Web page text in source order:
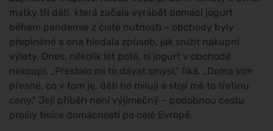
matky tří dětí, která začala vyrábět domácí jogurt
během pandemie z čisté nutnosti – obchody byly
přeplněné a ona hledala způsob, jak snížit nákupní
výlety. Dnes, několik let poté, si jogurt v obchodě
nekoupí. „Přestalo mi to dávat smysl," říká. „Doma vím
přesně, co v tom je, děti ho milují a stojí mě to třetinu
ceny." Její příběh není výjimečný – podobnou cestu
prošly tisíce domácností po celé Evropě.